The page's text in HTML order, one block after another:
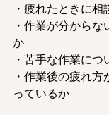
・疲れたときに
・作業が分から
か
・苦手な作業に
・作業後の疲れ
っているか